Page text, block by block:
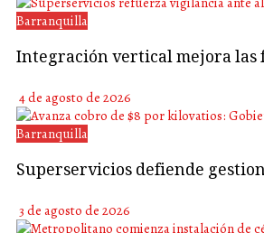
Barranquilla
Integración vertical mejora las
4 de agosto de 2026
Barranquilla
Superservicios defiende
3 de agosto de 2026